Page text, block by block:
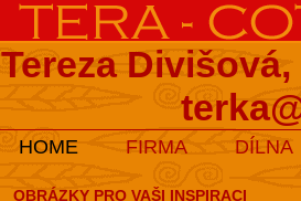
Tereza
HOME FIRMA DÍLNA
OBRÁZKY PRO VAŠI INSPIRACI